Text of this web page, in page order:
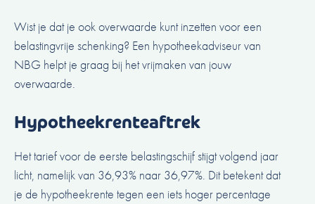
Wist je dat je ook overwaarde kunt inzetten voor een
belastingvrije schenking? Een hypotheekadviseur van
NBG helpt je graag bij het vrijmaken van jouw
overwaarde.
Hypotheekrenteaftrek
Het tarief voor de eerste belastingschijf stijgt volgend jaar
licht, namelijk van 36,93% naar 36,97%. Dit betekent dat
je de hypotheekrente tegen een iets hoger percentage